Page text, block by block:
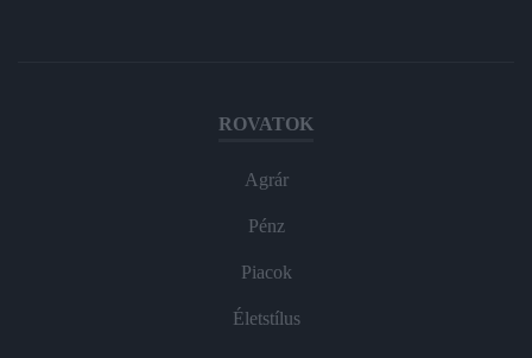
ROVATOK
Agrár
Pénz
Piacok
Életstílus